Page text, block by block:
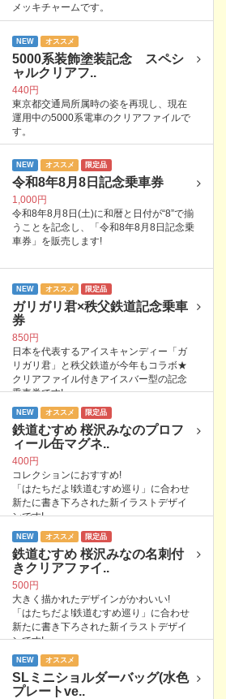
メッキチャームです。
NEW オススメ
5000系装飾塗装記念 スペシ
ャルクリアフ..
440円
東京都交通局所属時の姿を再現し、現在
運用中の5000系電車のクリアファイルで
す。
NEW オススメ 限定品
令和8年8月8日記念乗車券
1,000円
令和8年8月8日(土)に和暦と日付が“8”で揃
うことを記念し、「令和8年8月8日記念乗
車券」を販売します!
NEW オススメ 限定品
ガリガリ君×秩父鉄道記念乗車
券
850円
日本を代表するアイスキャンディー「ガ
リガリ君」と秩父鉄道が今年もコラボ★
クリアファイル付きアイスバー型の記念
乗車券です!
NEW オススメ 限定品
鉄道むすめ 桜沢みなのプロフ
ィール缶マグネ..
400円
コレクションにおすすめ!
「はたちだよ!鉄道むすめ巡り」に合わせ
新たに書き下ろされた新イラストデザイ
ンです!
NEW オススメ 限定品
鉄道むすめ 桜沢みなの名刺付
きクリアファイ..
500円
大きく描かれたデザインがかわいい!
「はたちだよ!鉄道むすめ巡り」に合わせ
新たに書き下ろされた新イラストデザイ
ンです!
NEW オススメ
SLミニショルダーバッグ(水色
プレートve..